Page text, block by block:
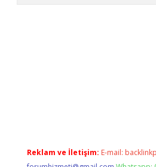
Reklam ve İletişim: E-mail: